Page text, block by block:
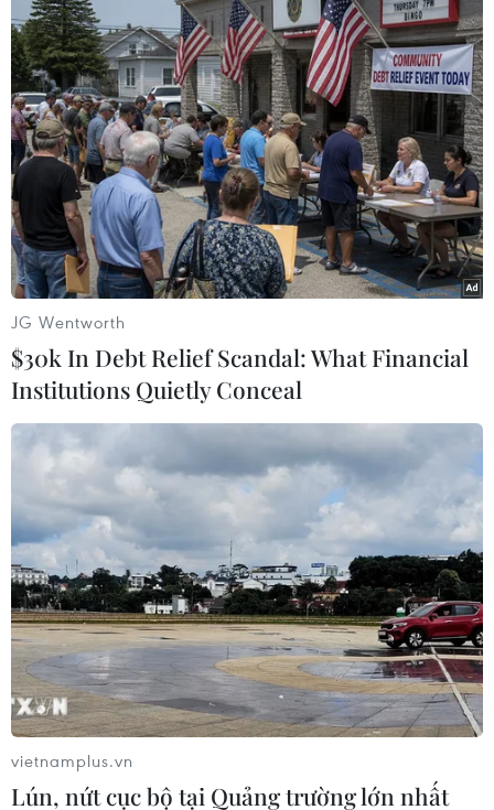
Hố B3 được phát hiện gần Antipayuta, bán đảo Yamal. (Nguồn:
The Siberian Times)
Bản đồ cho thấy vị trí của những hố lớn mới được phát hiện
(được đánh dấu từ B1 đến B4) cùng với những hố đã được phát
hiện trước đó (màu đen). (Nguồn: MailOnline)
JG Wentworth
$30k In Debt Relief Scandal: What Financial
Institutions Quietly Conceal
vietnamplus.vn
Lún, nứt cục bộ tại Quảng trường lớn nhất